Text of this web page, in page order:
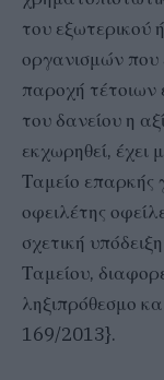
του εξωτερικού
οργανισμών που
παροχή τέτοιων
του δανείου η
εκχωρηθεί, έχει
Ταμείο επαρκής
οφειλέτης
σχετική
Ταμείου,
ληξιπρόθεσμο
169/2013}.